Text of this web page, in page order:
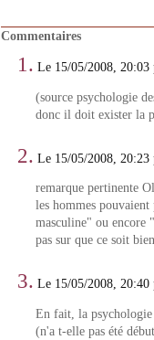
Commentaires
1. Le 15/05/2008,
(source psychologie
donc il doit exister la
2. Le 15/05/2008, 20:23
remarque pertinente
les hommes
masculine" ou encore
pas sur que ce soit
3. Le 15/05/2008, 20:40
En fait, la psychologie
(n'a t-elle pas été